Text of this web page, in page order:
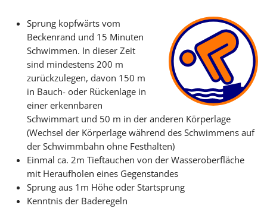
Sprung kopfwärts vom
Beckenrand und 15 Minuten
Schwimmen. In dieser Zeit
sind mindestens 200 m
zurückzulegen, davon 150 m
in Bauch- oder Rückenlage in
einer erkennbaren
Schwimmart und 50 m in der anderen Körperlage
(Wechsel der Körperlage während des Schwimmens auf
der Schwimmbahn ohne Festhalten)
Einmal ca. 2m Tieftauchen von der Wasseroberfläche
mit Heraufholen eines Gegenstandes
Sprung aus 1m Höhe oder Startsprung
Kenntnis der Baderegeln